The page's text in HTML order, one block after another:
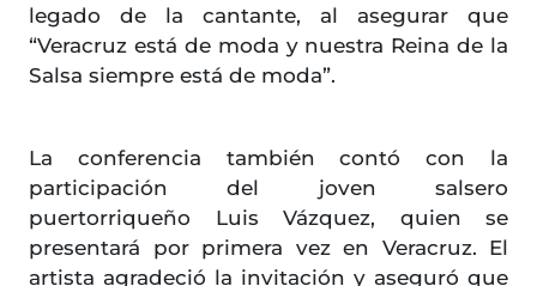
legado de la cantante, al asegurar que
“Veracruz está de moda y nuestra Reina de la
Salsa siempre está de moda”.
La conferencia también contó con la
participación del joven salsero
puertorriqueño Luis Vázquez, quien se
presentará por primera vez en Veracruz. El
artista agradeció la invitación y aseguró que